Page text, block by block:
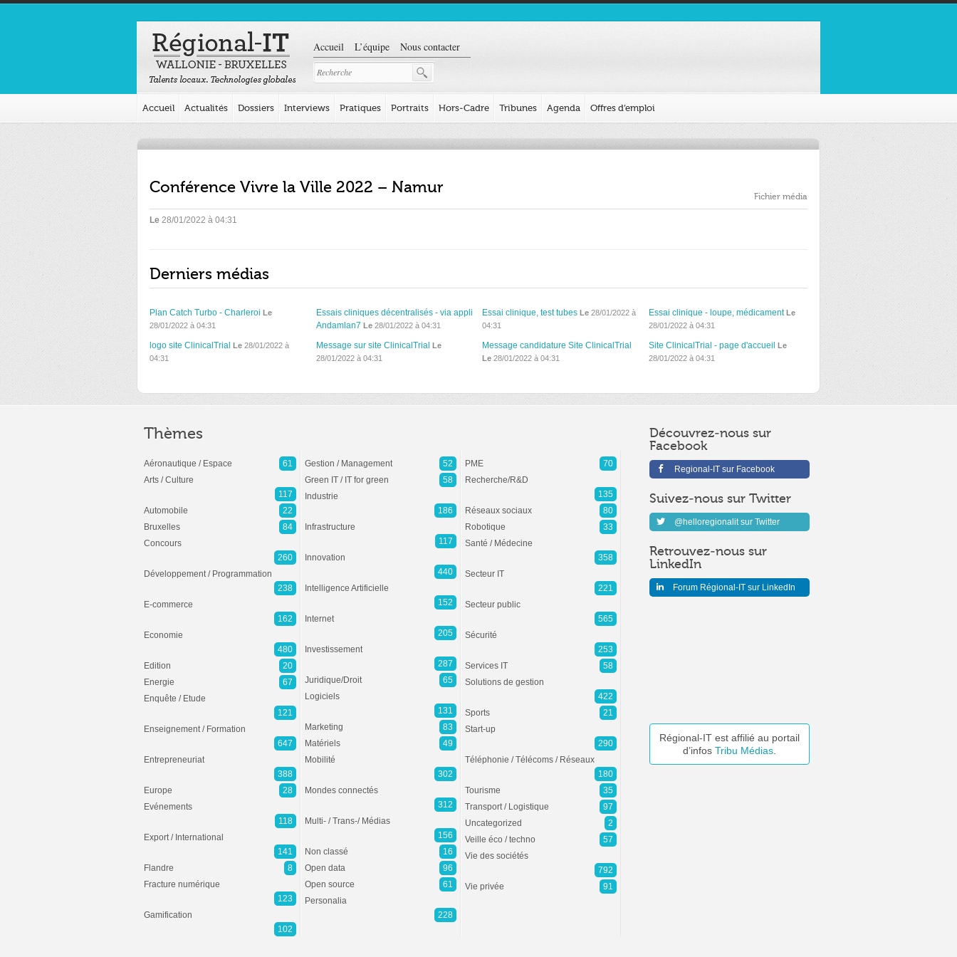
Accueil L’équipe Nous contacter
Accueil Actualités Dossiers Interviews Pratiques Portraits Hors-Cadre Tribunes Agenda Offres d’emploi
Conférence Vivre la Ville 2022 – Namur Fichier média
Le 28/01/2022 à 04:31
Derniers médias
Plan Catch Turbo - Charleroi Le
28/01/2022 à 04:31
Essais cliniques décentralisés - via appli
Andamlan7 Le28/01/2022 à 04:31
Essai clinique, test tubes Le 28/01/2022 à
04:31
Essai clinique - loupe, médicament Le
28/01/2022 à 04:31
logo site ClinicalTrial Le 28/01/2022 à
04:31
Message sur site ClinicalTrial Le
28/01/2022 à 04:31
Message candidature Site ClinicalTrial
Le 28/01/2022 à 04:31
Site ClinicalTrial - page d'accueil Le
28/01/2022 à 04:31
Découvrez-nous sur
Facebook
Regional-IT sur Facebook
Suivez-nous sur Twitter
@helloregionalit sur Twitter
Retrouvez-nous sur
LinkedIn
Forum Régional-IT sur LinkedIn
Régional-IT est affilié au portail
d’infos Tribu Médias
Thèmes
Aéronautique / Espace
61
Arts / Culture
117
Automobile
22
Bruxelles
84
Concours
260
Développement / Programmation
238
E-commerce
162
Economie
480
Edition
20
Energie
67
Enquête / Etude
121
Enseignement / Formation
647
Entrepreneuriat
388
Europe
28
Evénements
118
Export / International
141
Flandre
8
Fracture numérique
123
Gamification
102
Gestion / Management
52
Green IT / IT for green
58
Industrie
186
Infrastructure
117
Innovation
440
Intelligence Artificielle
152
Internet
205
Investissement
287
Juridique/Droit
65
Logiciels
131
Marketing
83
Matériels
49
Mobilité
302
Mondes connectés
312
Multi- / Trans-/ Médias
156
Non classé
16
Open data
96
Open source
61
Personalia
228
PME
70
Recherche/R&D
135
Réseaux sociaux
80
Robotique
33
Santé / Médecine
358
Secteur IT
221
Secteur public
565
Sécurité
253
Services IT
58
Solutions de gestion
422
Sports
21
Start-up
290
Téléphonie / Télécoms / Réseaux
180
Tourisme
35
Transport / Logistique
97
Uncategorized
2
Veille éco / techno
57
Vie des sociétés
792
Vie privée
91